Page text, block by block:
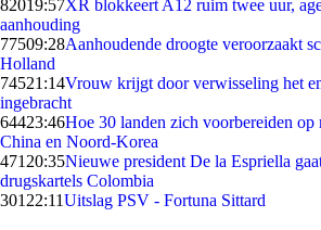
82019:57XR blokkeert A12 ruim twee uur,
aanhouding
77509:28Aanhoudende droogte veroorzaakt
Holland
74521:14Vrouw krijgt door verwisseling het
ingebracht
64423:46Hoe 30 landen zich voorbereiden
China en Noord-Korea
471 20:35Nieuwe president De la Espriella
drugskartels Colombia
301 22:11Uitslag PSV - Fortuna Sittard